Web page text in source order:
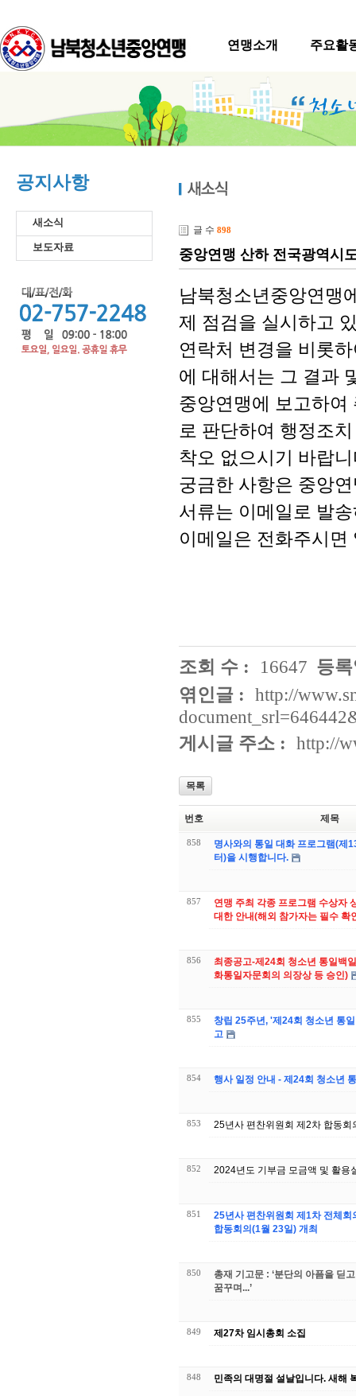
연맹소개 주요활
공지사항
새소식
보도자료
글 수 898
중앙연맹 산하 전국광역시
남북청소년중앙연맹
제 점검을 실시하고
연락처 변경을 비롯
에 대해서는 그 결과
중앙연맹에 보고하여
로 판단하여 행정조
착오 없으시기 바랍
궁금한 사항은 중앙
서류는 이메일로 발
이메일은 전화주시
조회 수 : 16647 등
엮인글 : http://
게시글 주소 : http://
목록
번호 제목
858
명사와의 통일 대화 프로그램(제
터)을 시행합니다.
857
연맹 주최 각종 프로그램 수상자
대한 안내(해외 참가자는 필수 확
856
최종공고-제24회 청소년 통일백
화통일자문회의 의장상 등 승인)
855
창립 25주년, '제24회 청소년 통
고
854 행사 일정 안내 - 제24회 청소년
853 25년사 편찬위원회 제2차 합동회
852 2024년도 기부금 모금액 및 활용
851
25년사 편찬위원회 제1차 전체회의(3월
합동회의(1월 23일) 개최
850
총재 기고문 : ‘분단의 아픔을 딛
꿈꾸며...’
849 제27차 임시총회 소집
848 민족의 대명절 설날입니다. 새해